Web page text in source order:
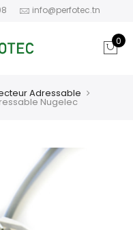
info@perfotec.tn
0
Adressable
Nugelec